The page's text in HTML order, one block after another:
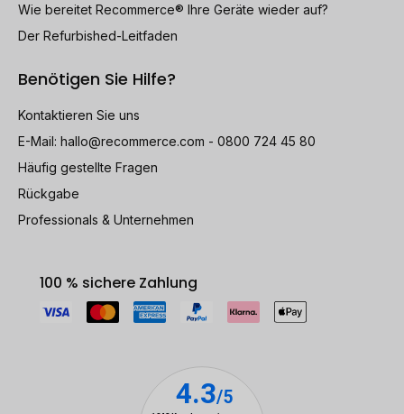
Wie bereitet Recommerce® Ihre Geräte wieder auf?
Der Refurbished-Leitfaden
Benötigen Sie Hilfe?
Kontaktieren Sie uns
E-Mail: hallo@recommerce.com - 0800 724 45 80
Häufig gestellte Fragen
Rückgabe
Professionals & Unternehmen
100 % sichere Zahlung